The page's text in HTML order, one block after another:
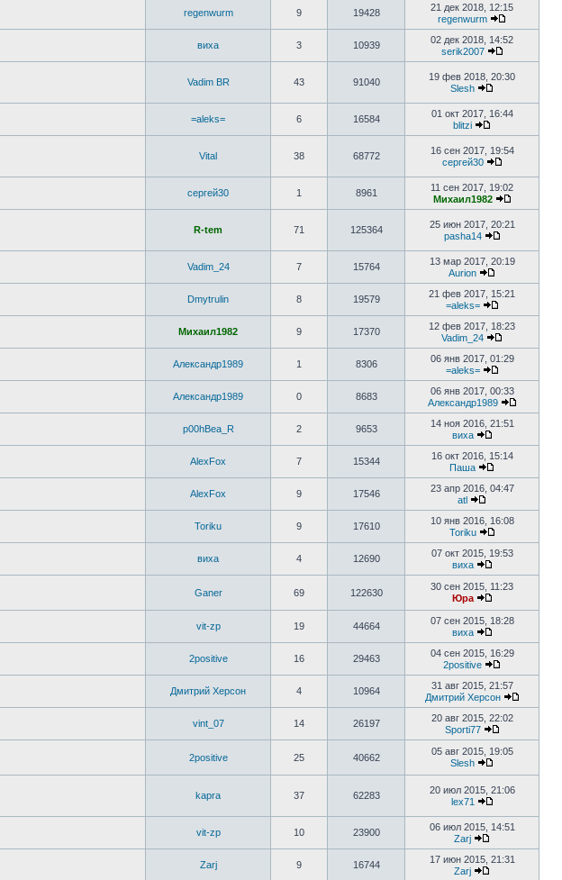
regenwurm 9 19428
21 дек 2018, 12:15
regenwurm
виха 3 10939
02 дек 2018, 14:52
serik2007
Vadim BR 43 91040
19 фев 2018, 20:30
Slesh
=aleks= 6 16584
01 окт 2017, 16:44
blitzi
Vital 38 68772
16 сен 2017, 19:54
сергей30
сергей30 1 8961
11 сен 2017, 19:02
Михаил1982
R-tem 71 125364
25 июн 2017, 20:21
pasha14
Vadim_24 7 15764
13 мар 2017, 20:19
Aurion
Dmytrulin 8 19579
21 фев 2017, 15:21
=aleks=
Михаил1982 9 17370
12 фев 2017, 18:23
Vadim_24
Александр1989 1 8306
06 янв 2017, 01:29
=aleks=
Александр1989 0 8683
06 янв 2017, 00:33
Александр1989
p00hBea_R 2 9653
14 ноя 2016, 21:51
виха
AlexFox 7 15344
16 окт 2016, 15:14
Паша
AlexFox 9 17546
23 апр 2016, 04:47
atl
Toriku 9 17610
10 янв 2016, 16:08
Toriku
виха 4 12690
07 окт 2015, 19:53
виха
Ganer 69 122630
30 сен 2015, 11:23
Юра
vit-zp 19 44664
07 сен 2015, 18:28
виха
2positive 16 29463
04 сен 2015, 16:29
2positive
Дмитрий Херсон 4 10964
31 авг 2015, 21:57
Дмитрий Херсон
vint_07 14 26197
20 авг 2015, 22:02
Sporti77
2positive 25 40662
05 авг 2015, 19:05
Slesh
kapra 37 62283
20 июл 2015, 21:06
lex71
vit-zp 10 23900
06 июл 2015, 14:51
Zarj
Zarj 9 16744
17 июн 2015, 21:31
Zarj